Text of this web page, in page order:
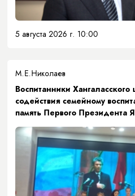
5 августа 2026 г. 10:00
М.Е.Николаев
​Воспитанники Хангаласского
содействия семейному
память Первого Президента